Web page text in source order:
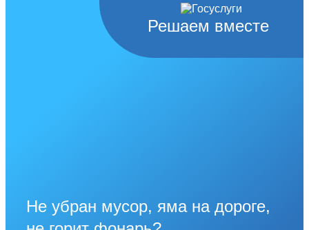
Решаем вместе
Не убран мусор, яма на дороге,